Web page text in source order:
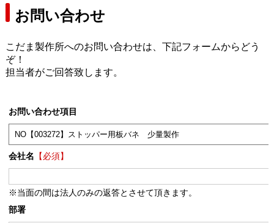
お問い合わせ
こだま製作所へのお問い合わせは、下記フォームからどう
ぞ！
担当者がご回答致します。
お問い合わせ項目
会社名 【必須】
※当面の間は法人のみの返答とさせて頂きます。
部署